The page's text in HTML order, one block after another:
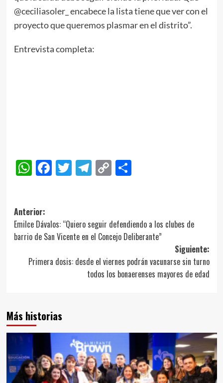
@ceciliasoler_ encabece la lista tiene que ver con el
proyecto que queremos plasmar en el distrito”.
Entrevista completa:
WhatsApp
Facebook
Twitter
Telegram
CopyCompartir
Navegación
de
entradas
Anterior:
Emilce Dávalos: “Quiero seguir defendiendo a los clubes de
barrio de San Vicente en el Concejo Deliberante”
Siguiente:
Primera dosis: desde el viernes podrán vacunarse sin turno
todos los bonaerenses mayores de edad
Más historias